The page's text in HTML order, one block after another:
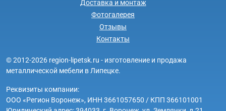
Доставка и монтаж
Фотогалерея
Отзывы
Контакты
© 2012-2026 region-lipetsk.ru - изготовление и продажа
металлической мебели в Липецке.
Реквизиты компании:
ООО «Регион Воронеж», ИНН 3661057650 / КПП 366101001